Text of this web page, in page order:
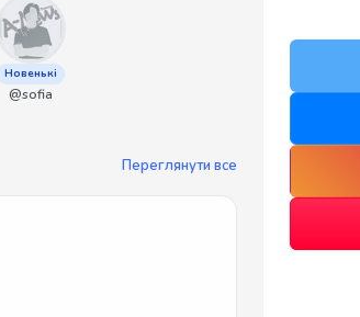
Новенькі
@sofia
Переглянути все